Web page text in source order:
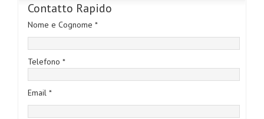
Contatto Rapido
Nome e Cognome *
Telefono *
Email *